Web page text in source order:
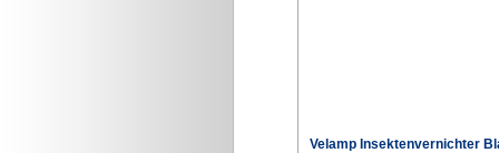
Velamp Insektenvernichter